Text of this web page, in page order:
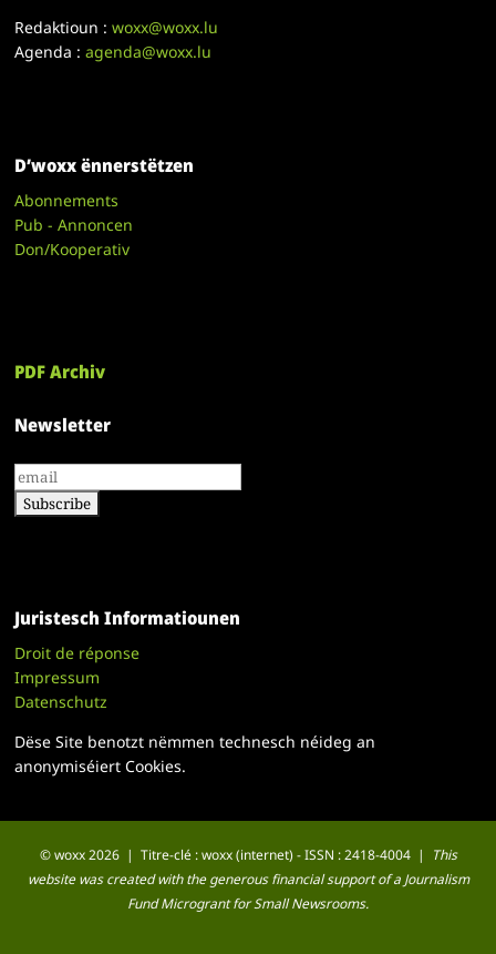
Redaktioun :woxx@woxx.lu
Agenda :agenda@woxx.lu
D’woxx ënnerstëtzen
Abonnements
Pub - Annoncen
Don/Kooperativ
PDF Archiv
Newsletter
Juristesch Informatiounen
Droit de réponse
Impressum
Datenschutz
Dëse Site benotzt nëmmen technesch néideg an
anonymiséiert Cookies.
© woxx 2026 | Titre-clé : woxx (internet) - ISSN : 2418-4004 |
This
website was created with the generous financial support of a Journalism
Fund Microgrant for Small Newsrooms.